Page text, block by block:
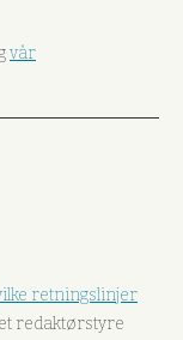
vår
retningslinjer
redaktørstyre